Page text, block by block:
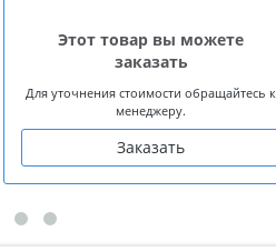
Этот товар вы можете
заказать
Для уточнения стоимости обращайтесь к
менеджеру.
Заказать